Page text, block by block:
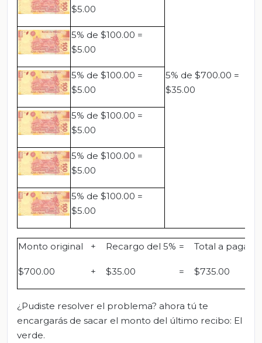
5% de $700.00 =
$35.00
$5.00
5% de $100.00 =
$5.00
5% de $100.00 =
$5.00
5% de $100.00 =
$5.00
5% de $100.00 =
$5.00
5% de $100.00 =
$5.00
Monto original + Recargo del 5% = Total a pagar
$700.00 + $35.00 = $735.00
¿Pudiste resolver el problema? ahora tú te
encargarás de sacar el monto del último recibo: El
verde.